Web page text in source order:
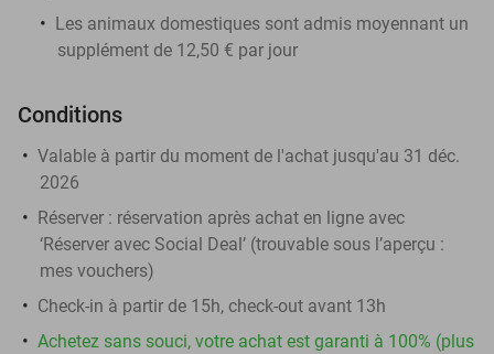
Les animaux domestiques sont admis moyennant un
supplément de 12,50 € par jour
Conditions
Valable à partir du moment de l'achat jusqu'au 31 déc.
2026
Réserver : réservation après achat en ligne avec
‘Réserver avec Social Deal’ (trouvable sous l’aperçu :
mes vouchers)
Check-in à partir de 15h, check-out avant 13h
Achetez sans souci, votre achat est garanti à 100% (plus